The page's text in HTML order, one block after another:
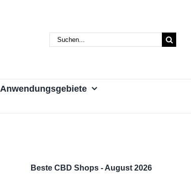
Suche
nach:
Anwendungsgebiete
Beste CBD Shops - August 2026